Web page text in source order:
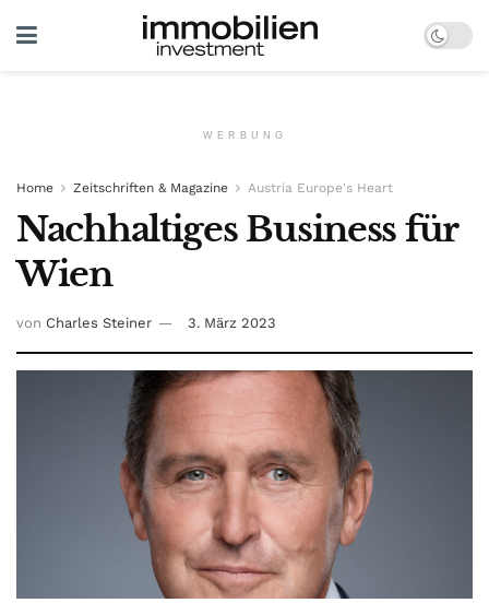
WERBUNG
Home Zeitschriften & Magazine Austria Europe's Heart
Nachhaltiges Business für
Wien
von Charles Steiner 3. März 2023